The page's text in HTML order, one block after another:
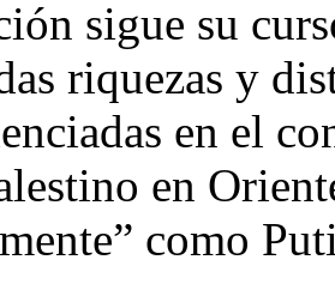
sigue su
riquezas y
en el
en
como